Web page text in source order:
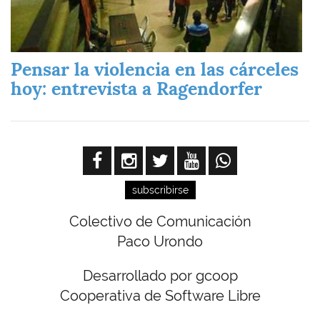
Pensar la violencia en las cárceles
hoy: entrevista a Ragendorfer
subscribirse
Colectivo de Comunicación
Paco Urondo
Desarrollado por gcoop
Cooperativa de Software Libre